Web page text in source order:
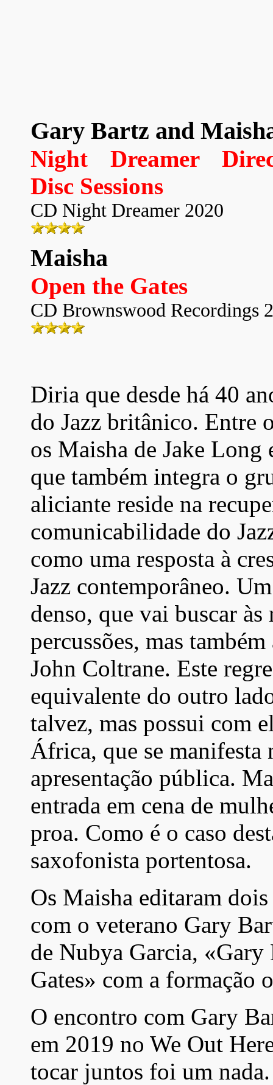
Gary Bartz and
Night Dreamer
Disc Sessions
CD Night Dreamer 2020
Maisha
Open the Gates
CD Brownswood Recordings
Diria que desde há 40
do Jazz britânico. Entre
os Maisha de Jake
que também integra o
aliciante reside na
comunicabilidade do
como uma resposta à
Jazz contemporâneo.
denso, que vai buscar
percussões, mas
John Coltrane. Este
equivalente do outro
talvez, mas possui com
África, que se
apresentação pública.
entrada em cena de
proa. Como é o caso
saxofonista portentosa.
Os Maisha editaram
com o veterano Gary
de Nubya Garcia,
Gates» com a formação
O encontro com Gary
em 2019 no We Out
tocar juntos foi um nada.